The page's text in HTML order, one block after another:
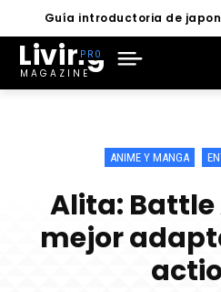
Guía introductoria de
Living
MAGAZINE
ANIME Y MANGA
Alita: Battle
mejor